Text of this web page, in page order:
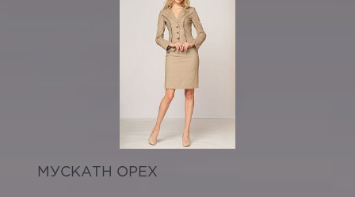
МУСКАТН ОРЕХ